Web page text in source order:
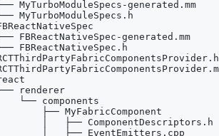
MyTurboModuleSpecs-generated.mm
MyTurboModuleSpecs.h
FBReactNativeSpec-generated.mm
FBReactNativeSpec.h
renderer
└── components
├── MyFabricComponent
│   ├── ComponentDescriptors.h
│   ├── EventEmitters.cpp